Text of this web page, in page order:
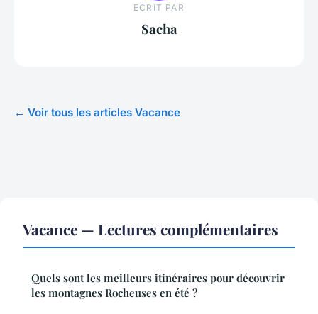
ECRIT PAR
Sacha
← Voir tous les articles Vacance
Vacance — Lectures complémentaires
Quels sont les meilleurs itinéraires pour découvrir
les montagnes Rocheuses en été ?